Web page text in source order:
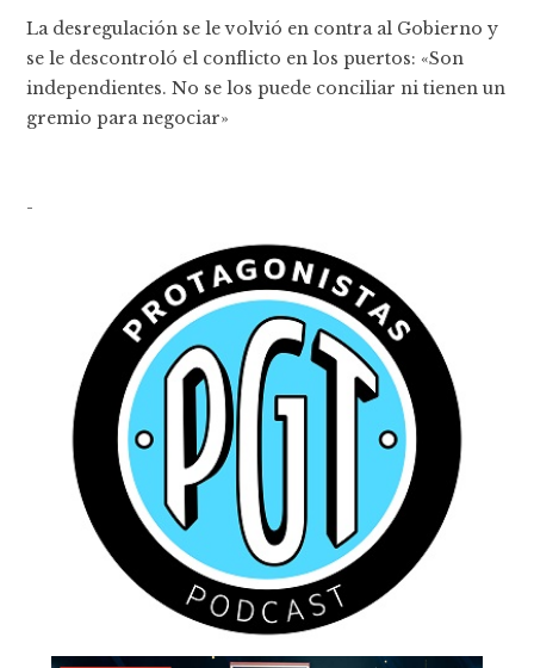
La desregulación se le volvió en contra al Gobierno y
se le descontroló el conflicto en los puertos: «Son
independientes. No se los puede conciliar ni tienen un
gremio para negociar»
-